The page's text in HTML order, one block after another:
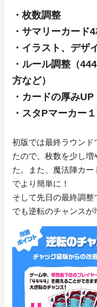
・枚数調整
・サマリーカード
・イラスト、デザ
・ルール調整（
方など）
・カードの厚み
・スタPマーカー
初版では最終ラウンド
たので、枚数を少し
た。また、魔法陣カ
でより簡単に！
そして先日の最終調
でも逆転のチャンスが